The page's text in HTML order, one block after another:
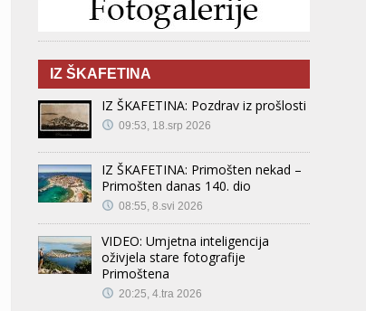
IZ ŠKAFETINA
IZ ŠKAFETINA: Pozdrav iz prošlosti
09:53, 18.srp 2026
IZ ŠKAFETINA: Primošten nekad –
Primošten danas 140. dio
08:55, 8.svi 2026
VIDEO: Umjetna inteligencija
oživjela stare fotografije
Primoštena
20:25, 4.tra 2026